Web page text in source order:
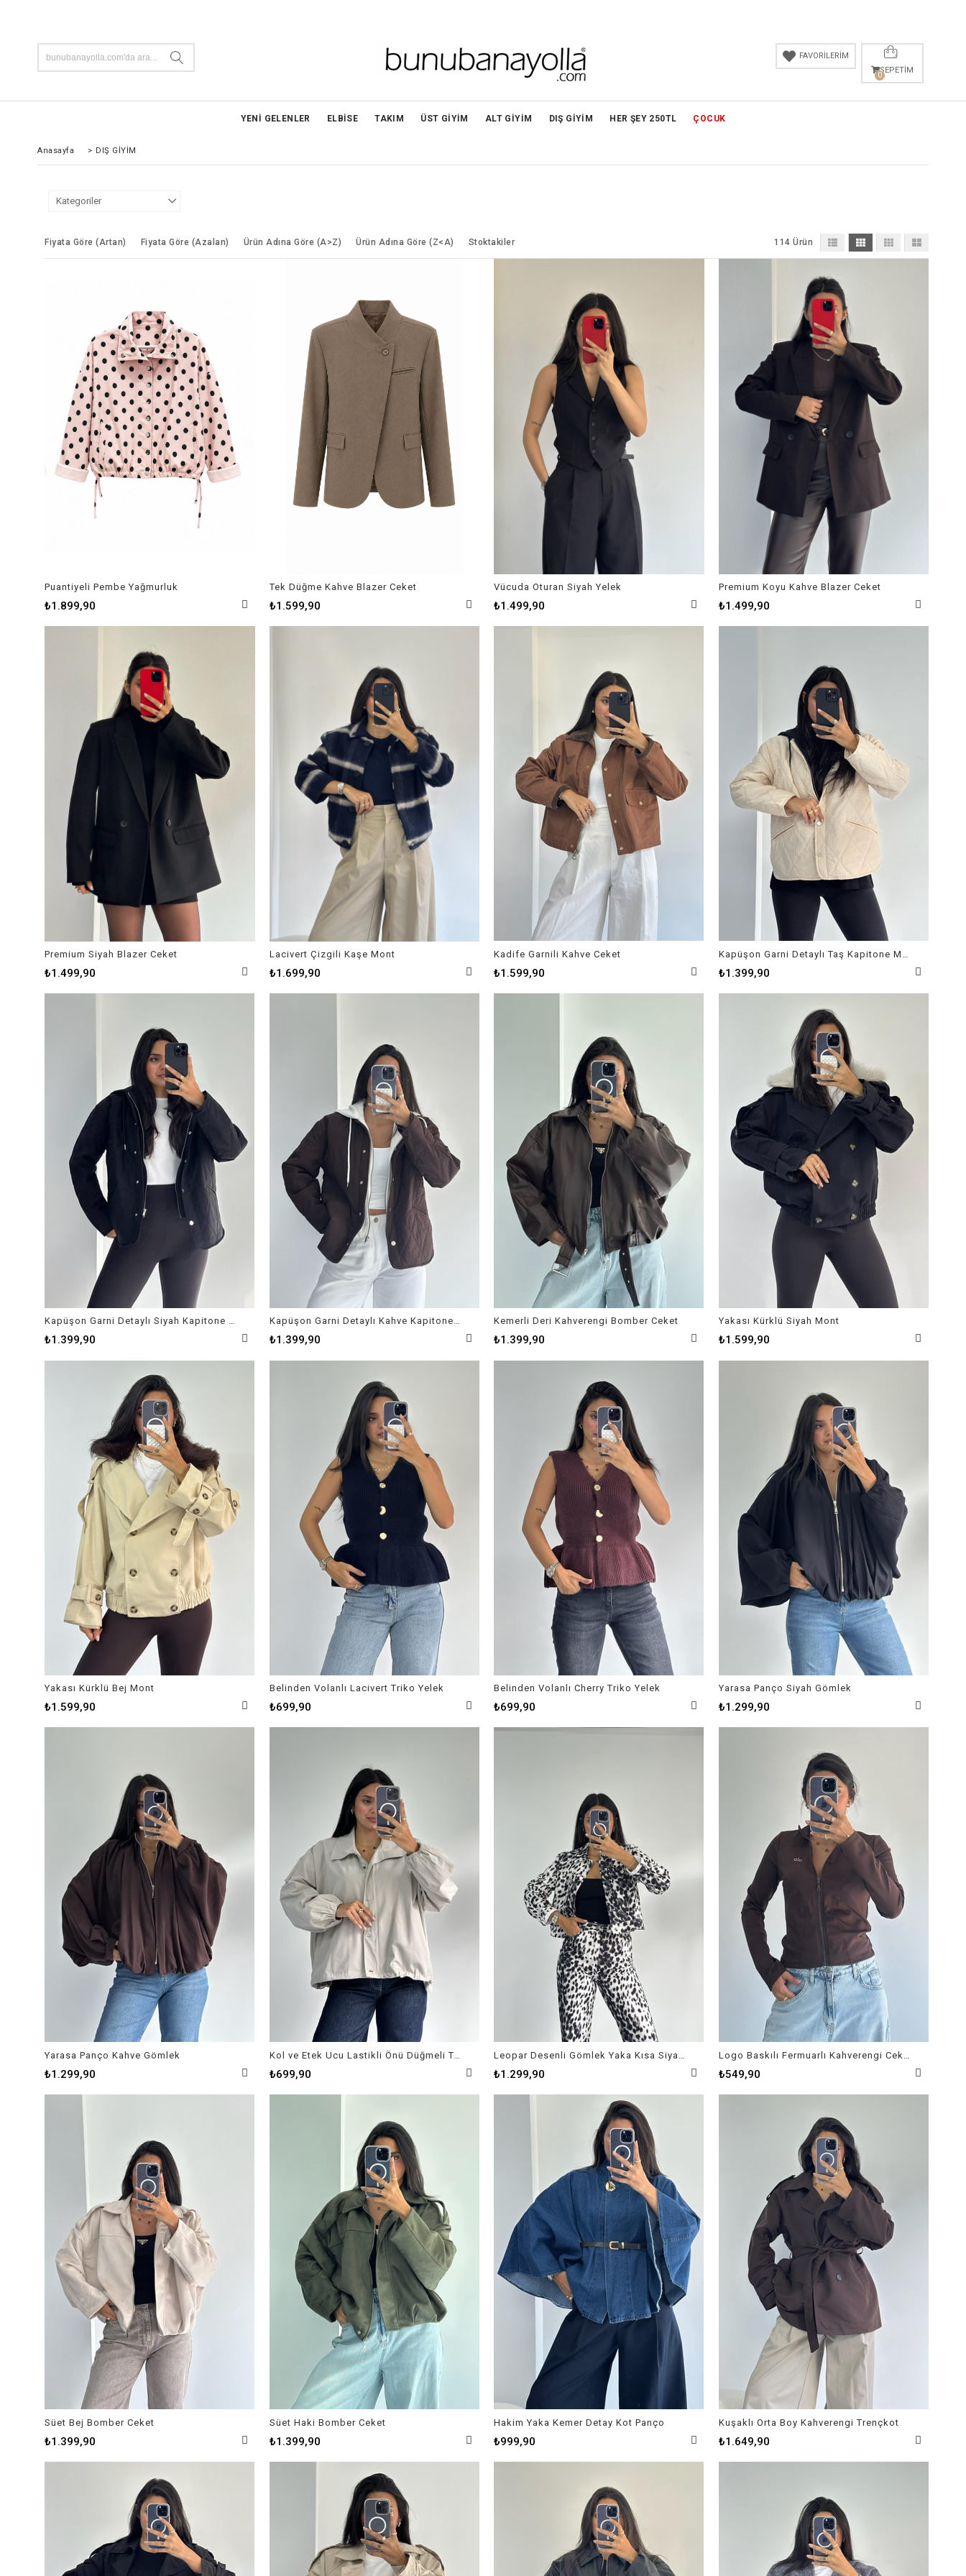
SEPETIM
0
FAVORİLERİM
YENİ GELENLER ELBİSE TAKIM ÜST GİYİM ALT GİYİM DIŞ GİYİM HER ŞEY 250TL ÇOCUK
Anasayfa > DIŞ GİYİM
Kategoriler
Fiyata Göre (Artan) Fiyata Göre (Azalan) Ürün Adına Göre (A>Z) Ürün Adına Göre (Z<A) Stoktakiler 114 Ürün
Puantiyeli Pembe Yağmurluk
₺1.899,90
Tek Düğme Kahve Blazer Ceket
₺1.599,90
Vücuda Oturan Siyah Yelek
₺1.499,90
Premium Koyu Kahve Blazer Ceket
₺1.499,90
Premium Siyah Blazer Ceket
₺1.499,90
Lacivert Çizgili Kaşe Mont
₺1.699,90
Kadife Garnili Kahve Ceket
₺1.599,90 ₺1.399,90
Kapüşon Garni Detaylı Siyah Kapitone Mont
₺1.399,90
Kapüşon Garni Detaylı Kahve Kapitone Mont
₺1.399,90
Kemerli Deri Kahverengi Bomber Ceket
₺1.399,90
Yakası Kürklü Siyah Mont
₺1.599,90
Yakası Kürklü Bej Mont
₺1.599,90
Belinden Volanlı Lacivert Triko Yelek
₺699,90
Belinden Volanlı Cherry Triko Yelek
₺699,90
Yarasa Panço Siyah Gömlek
₺1.299,90
Yarasa Panço Kahve Gömlek
₺1.299,90
Kol ve Etek Ucu Lastikli Önü Düğmeli Taş Ceket
₺699,90 ₺1.299,90 ₺549,90
Süet Bej Bomber Ceket
₺1.399,90
Süet Haki Bomber Ceket
₺1.399,90
Hakim Yaka Kemer Detay Kot Panço
₺999,90
Kuşaklı Orta Boy Kahverengi Trençkot
₺1.649,90